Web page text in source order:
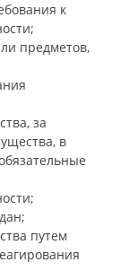
к
предметов,
за
в
путем